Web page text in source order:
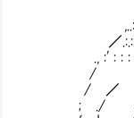
__r‐-､
,..::'"´:::':::::::::
／
., :' : : : : : : : :|:
/ __
/ ／ ／
; ./ /／-=